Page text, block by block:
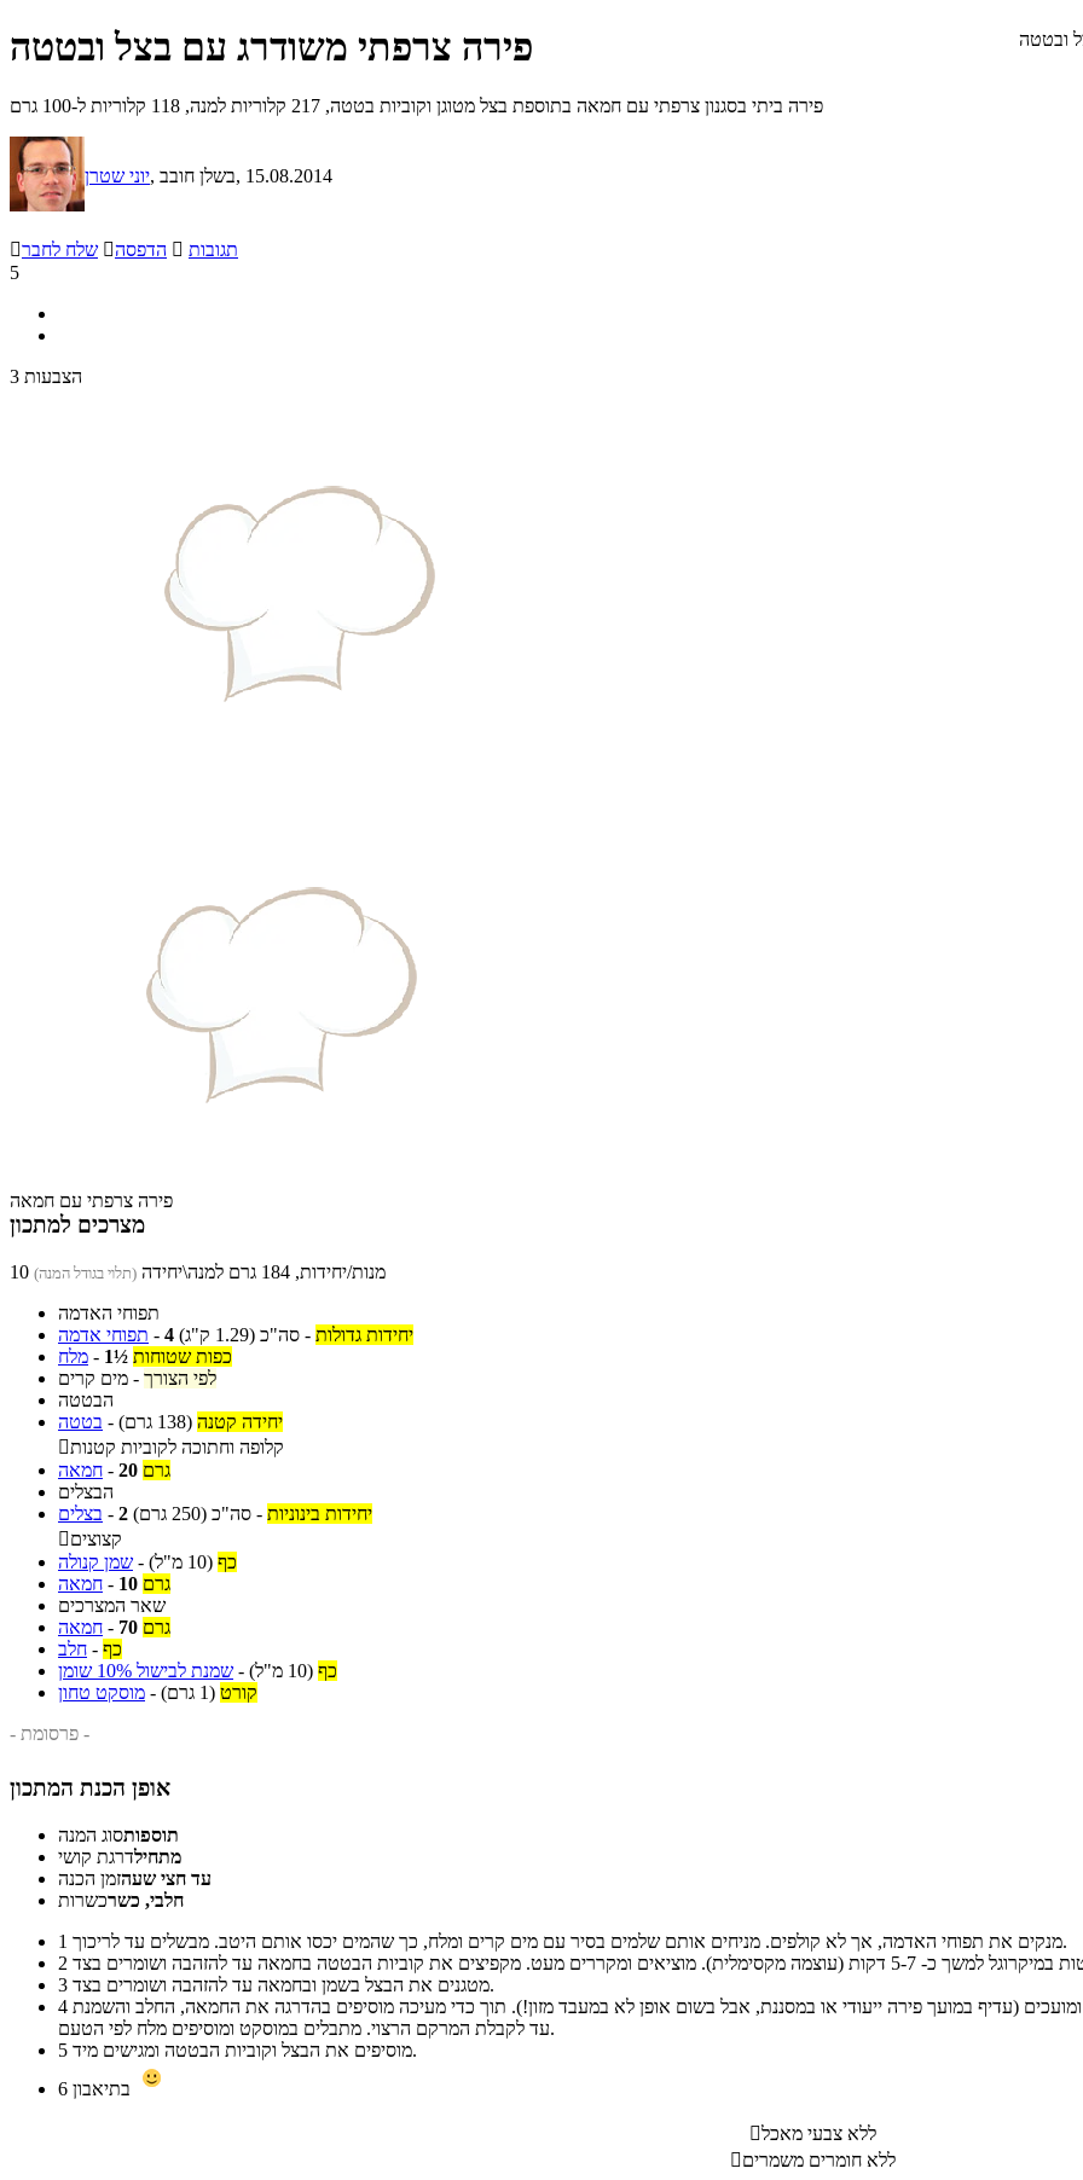
ובטטה פירה צרפתי משודרג עם בצל ובטטה
פירה ביתי בסגנון צרפתי עם חמאה בתוספת בצל מטוגן וקוביות בטטה, 217 קלוריות למנה, 118 קלוריות ל-100 גרם
יוני שטרן , בשלן חובב, 15.08.2014
שלח לחבר הדפסה  תגובות
5
3 הצבעות
פירה צרפתי עם חמאה
מצרכים למתכון
10 מנות/יחידות, 184 גרם למנה\יחידה (תלוי בגודל המנה)
תפוחי האדמה
תפוחי אדמה - 4 יחידות גדולות - סה"כ (1.29 ק"ג)
מלח - 1½ כפות שטוחות
מים קרים - לפי הצורך
הבטטה
בטטה - יחידה קטנה (138 גרם)
קלופה וחתוכה לקוביות קטנות
חמאה - 20 גרם
הבצלים
בצלים - 2 יחידות בינוניות - סה"כ (250 גרם)
קצוצים
שמן קנולה - כף (10 מ"ל)
חמאה - 10 גרם
שאר המצרכים
חמאה - 70 גרם
חלב - כף
שמנת לבישול 10% שומן - כף (10 מ"ל)
מוסקט טחון - קורט (1 גרם)
- פרסומת -
אופן הכנת המתכון
תוספותסוג המנה
מתחילדרגת קושי
עד חצי שעהזמן הכנה
חלבי, כשרכשרות
1
מנקים את תפוחי האדמה, אך לא קולפים. מניחים אותם שלמים בסיר עם מים קרים ומלח, כך שהמים יכסו אותם היטב. מבשלים עד לריכוך.
2
3
מטגנים את הבצל בשמן ובחמאה עד להזהבה ושומרים בצד.
4
עד לקבלת המרקם הרצוי. מתבלים במוסקט ומוסיפים מלח לפי הטעם.
5
מוסיפים את הבצל וקוביות הבטטה ומגישים מיד.
6
ללא צבעי מאכל
ללא חומרים משמרים